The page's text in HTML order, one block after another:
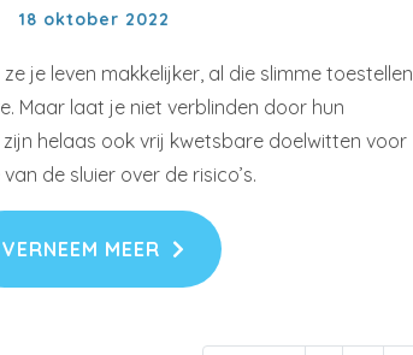
18 oktober 2022
je leven makkelijker, al die slimme toestellen
Maar laat je niet verblinden door hun
helaas ook vrij kwetsbare doelwitten voor
de sluier over de risico’s.
VERNEEM MEER